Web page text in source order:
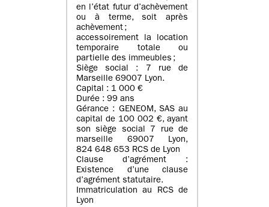
en l’état futur d’achèvement
ou à terme, soit après
achèvement ;
accessoirement la location
temporaire totale ou
partielle des immeubles ;
Siège social : 7 rue de
Marseille 69007 Lyon.
Capital : 1 000 €
Durée : 99 ans
Gérance : GENEOM, SAS au
capital de 100 002 €, ayant
son siège social 7 rue de
marseille 69007 Lyon,
824 648 653 RCS de Lyon
Clause d’agrément :
Existence d’une clause
d’agrément statutaire.
Immatriculation au RCS de
Lyon